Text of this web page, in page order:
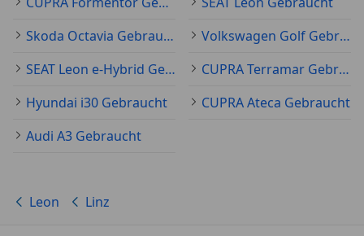
Skoda Octavia Gebraucht
Volkswagen Golf Gebraucht
SEAT Leon e-Hybrid Gebraucht
CUPRA Terramar Gebraucht
Hyundai i30 Gebraucht
CUPRA Ateca Gebraucht
Audi A3 Gebraucht
Leon Linz